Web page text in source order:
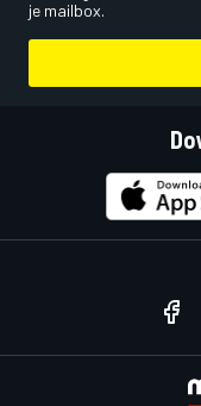
je mailbox.